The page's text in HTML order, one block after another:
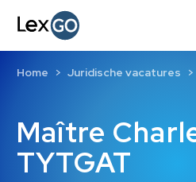
Maître
TYTGAT
Home Juridische vacatures